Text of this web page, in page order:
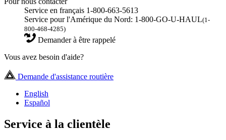
Service en français 1-800-663-5613
Service pour l'Amérique du Nord: 1-800-GO-U-HAUL(1-
800-468-4285)
Demander à être rappelé
Vous avez besoin d'aide?
Demande d'assistance routière
English
Español
Service à la clientèle